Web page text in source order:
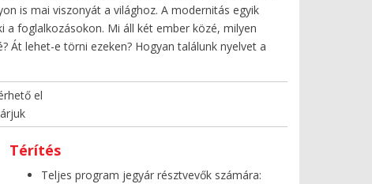
is mai viszonyát a világhoz. A modernitás egyik
a foglalkozásokon. Mi áll két ember közé, milyen
Át lehet-e törni ezeken? Hogyan találunk nyelvet a
el
Térítés
Teljes program jegyár résztvevők számára: